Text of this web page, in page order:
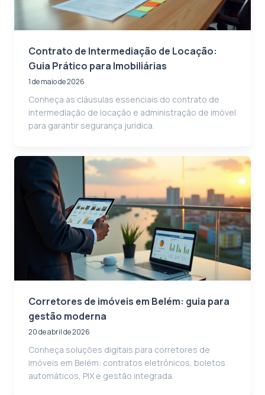
Contrato de Intermediação de Locação:
Guia Prático para Imobiliárias
1 de maio de 2026
Conheça as cláusulas essenciais do contrato de
intermediação de locação e administração de imóvel
para garantir segurança jurídica.
Corretores de imóveis em Belém: guia para
gestão moderna
20 de abril de 2026
Conheça soluções digitais para corretores de
imóveis em Belém: contratos eletrônicos, boletos
automáticos, PIX e gestão integrada.